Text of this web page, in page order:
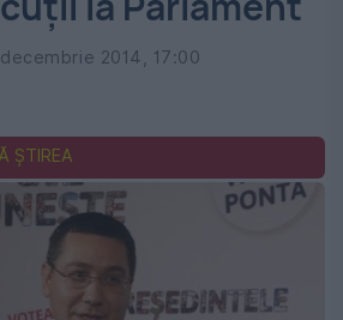
2014, 17:00
ȘTIREA